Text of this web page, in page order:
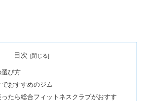
目次
選び方
おすすめのジム
たら総合フィットネスクラブがおすす